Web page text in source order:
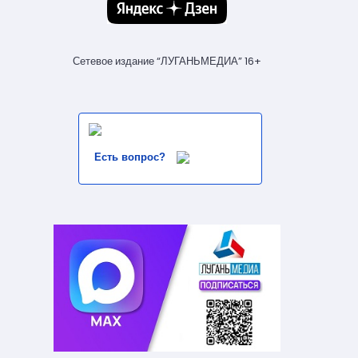
Сетевое издание “ЛУГАНЬМЕДИА” 16+
Есть вопрос?